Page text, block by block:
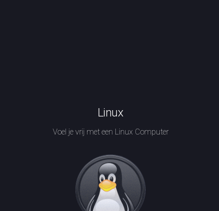
Linux
Voel je vrij met een Linux Computer